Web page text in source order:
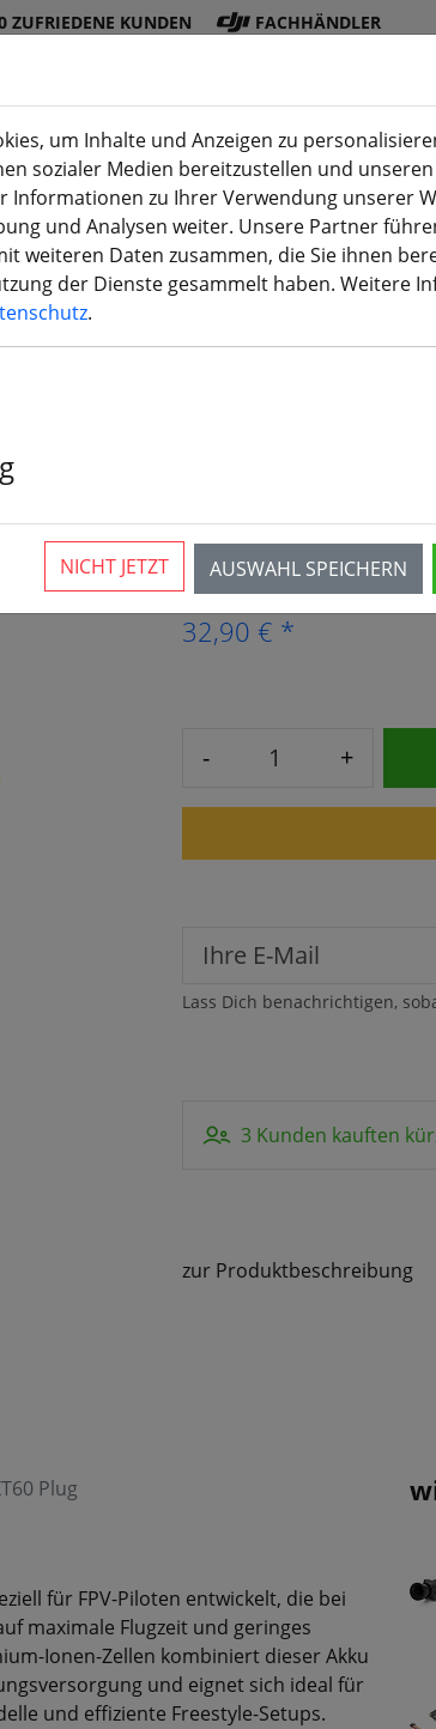
ZUFRIEDENE KUNDEN FACHHÄNDLER
Akku
s
Propelle
r
Zubehö
r
3D
Druck
Dogcom
4S1P 10C Li-
Vorraussichtlich ab
32,90 € *
- +
Lass Dich benachrichtigen,
3 Kunden kauften
zur Produktbeschreibung
Plug
für FPV-Piloten entwickelt, die bei
maximale Flugzeit und geringes
Ionen-Zellen kombiniert dieser Akku
und eignet sich ideal für
und effiziente Freestyle-Setups.
um Inhalte und Anzeigen zu
sozialer Medien bereitzustellen und unseren
Informationen zu Ihrer Verwendung unserer
und Analysen weiter. Unsere Partner
weiteren Daten zusammen, die Sie ihnen
der Dienste gesammelt haben. Weitere
.
AUSWAHL SPEICHERN
NICHT JETZT